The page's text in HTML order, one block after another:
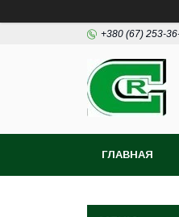
+380 (67) 253-
ГЛАВНАЯ